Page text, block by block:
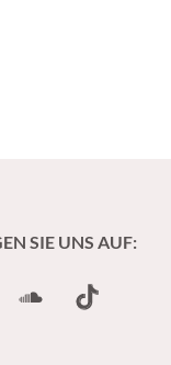
SIE UNS AUF:
SoundCloud
TikTok